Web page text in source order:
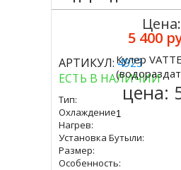
АРТИКУЛ:4923
ЕСТЬ В НАЛИЧИИ
Тип:
Охлаждение:
Нагрев:
Установка Бутыли:
Размер:
Особенность:
Цена:
5 400
Купить
Кулер
цена: